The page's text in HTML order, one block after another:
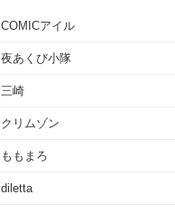
COMICアイル
夜あくび小隊
三崎
クリムゾン
ももまろ
diletta